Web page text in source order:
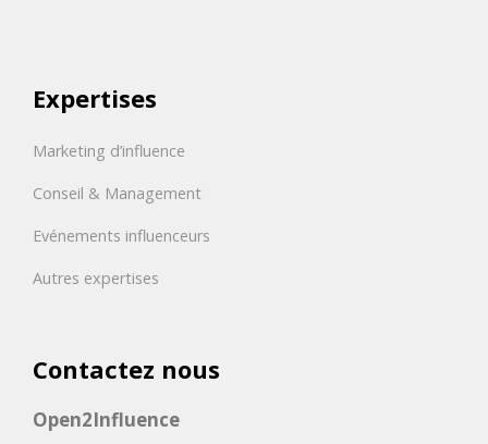
Expertises
Marketing d’influence
Conseil & Management
Evénements influenceurs
Autres expertises
Contactez nous
Open2Influence